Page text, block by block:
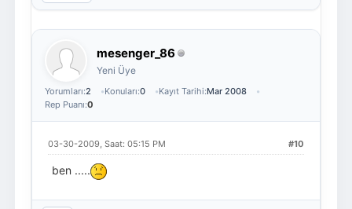
mesenger_86
Yeni Üye
Yorumları:2 Konuları:0 Kayıt Tarihi:Mar 2008
Rep Puanı:0
#10
03-30-2009, Saat: 05:15 PM
ben .....